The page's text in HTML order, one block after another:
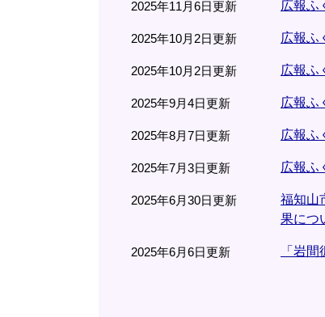
2025年11月6日更新 広報ふ
2025年10月2日更新 広報ふ
2025年10月2日更新 広報ふ
2025年9月4日更新 広報ふ
2025年8月7日更新 広報ふ
2025年7月3日更新 広報ふ
2025年6月30日更新
福知山
果につ
2025年6月6日更新 「岩